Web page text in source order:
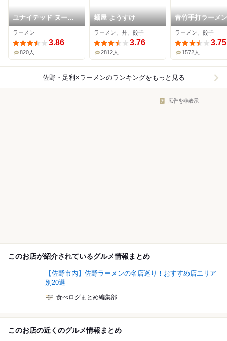
ユナイテッド ヌード
ル アメノオト
ラーメン
3.86
820人
麺屋 ようすけ
ラーメン、丼、餃子
3.76
2812人
青竹手打ラーメ
向屋
ラーメン、餃子
3.75
1572人
佐野・足利×ラーメンのランキングをもっと見る
広告を非表示
このお店が紹介されているグルメ情報まとめ
【佐野市内】佐野ラーメンの名店巡り！おすすめ店エリア
別20選
食べログまとめ編集部
このお店の近くのグルメ情報まとめ